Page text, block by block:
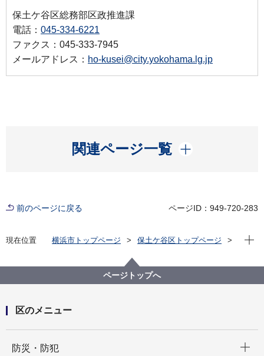
保土ケ谷区総務部区政推進課
電話： 045-334-6221
ファクス：045-333-7945
メールアドレス： ho-kusei@city.yokohama.lg.jp
関連ページ一覧
開く
前のページに戻る ページID：949-720-283
現在位置 横浜市トップページ
保土ケ谷区トップページ
広報よこはま ほどがや区版
令和8年（2026年）分
令和8年（2026年）分
現在
ページトップへ
区のメニュー
防災・防犯